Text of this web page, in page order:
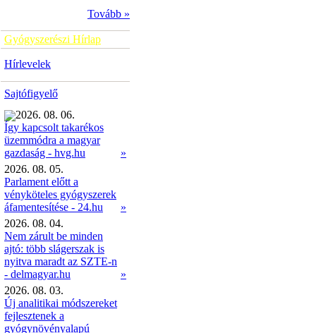
Tovább »
Gyógyszerészi Hírlap
Hírlevelek
Sajtófigyelő
2026. 08. 06.
Így kapcsolt takarékos
üzemmódra a magyar
gazdaság - hvg.hu
»
2026. 08. 05.
Parlament előtt a
vényköteles gyógyszerek
áfamentesítése - 24.hu
»
2026. 08. 04.
Nem zárult be minden
ajtó: több slágerszak is
nyitva maradt az SZTE-n
- delmagyar.hu
»
2026. 08. 03.
Új analitikai módszereket
fejlesztenek a
gyógynövényalapú